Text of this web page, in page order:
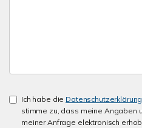
Ich habe die Datenschutzerklärung
stimme zu, dass meine Angaben
meiner Anfrage elektronisch